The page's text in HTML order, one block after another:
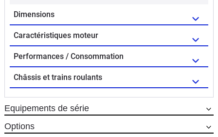
Dimensions
Caractéristiques moteur
Performances / Consommation
Châssis et trains roulants
Equipements de série
Options